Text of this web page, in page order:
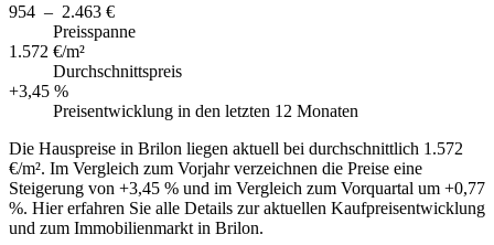
954 – 2.463 €
Preisspanne
1.572 €/m²
Durchschnittspreis
+3,45 %
Preisentwicklung in den letzten 12 Monaten
Die Hauspreise in Brilon liegen aktuell bei durchschnittlich 1.572
€/m². Im Vergleich zum Vorjahr verzeichnen die Preise eine
Steigerung von +3,45 % und im Vergleich zum Vorquartal um +0,77
%. Hier erfahren Sie alle Details zur aktuellen Kaufpreisentwicklung
und zum Immobilienmarkt in Brilon.